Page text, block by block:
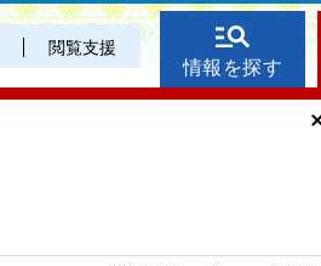
閲覧支援
情報を探す